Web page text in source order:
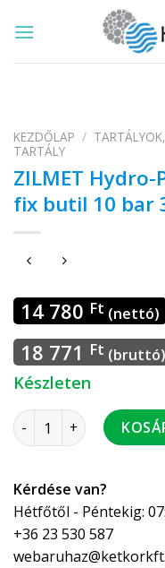
KEZDŐLAP /
TARTÁLY
ZILMET Hydro-
fix butil 10 bar
14 780 Ft (nettó)
18 771 Ft (bruttó)
Készleten
ZILMET Hydro-Pro
Kérdése van?
Hétfőtől - Péntekig:
+36 23 530 587